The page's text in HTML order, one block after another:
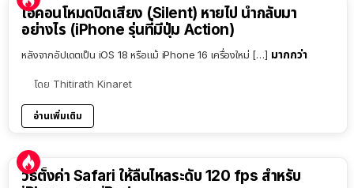
ไอคอนโหมดปิดเสียง (Silent) หายไป นำกลับมา
อย่างไร (iPhone รุ่นที่มีปุ่ม Action)
หลังจากอัปเดตเป็น iOS 18 หรือแม้ iPhone 16 เครื่องใหม่ […] มากกว่า
โดย Thitirath Kinaret
อ่านเพิ่มเติม
วิธีตั้งค่า Safari ให้ลื่นไหลระดับ 120 fps สำหรับ